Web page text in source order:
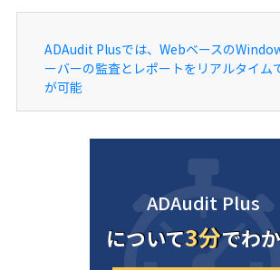
ADAudit Plusでは、Webベースの
ーバーの監査とレポートをリアルタイム
が可能
ADAudit Plus
について3分でわ